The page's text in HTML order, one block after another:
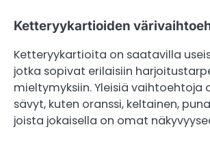
Ketteryykartioiden
Ketteryykartioita on saatavilla
jotka sopivat erilaisiin
mieltymyksiin. Yleisiä vaihtoehtoja
sävyt, kuten oranssi, keltainen,
joista jokaisella on omat